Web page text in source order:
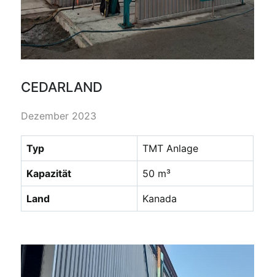
CEDARLAND
Dezember 2023
Typ TMT Anlage
Kapazität 50 m³
Land Kanada